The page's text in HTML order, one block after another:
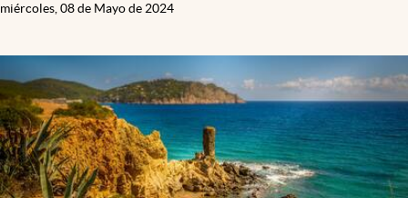
miércoles, 08 de Mayo de 2024